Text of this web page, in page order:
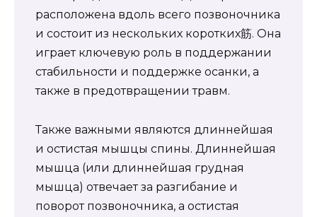
расположена вдоль всего позвоночника
и состоит из нескольких коротких筋. Она
играет ключевую роль в поддержании
стабильности и поддержке осанки, а
также в предотвращении травм.
Также важными являются длиннейшая
и остистая мышцы спины. Длиннейшая
мышца (или длиннейшая грудная
мышца) отвечает за разгибание и
поворот позвоночника, а остистая